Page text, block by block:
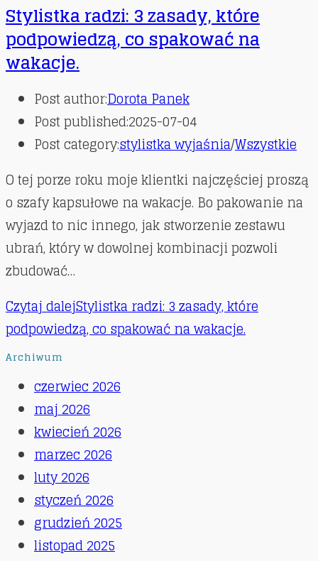
Stylistka radzi: 3 zasady, które
podpowiedzą, co spakować na
wakacje.
Post author:Dorota Panek
Post published:2025-07-04
Post category:stylistka wyjaśnia/Wszystkie
O tej porze roku moje klientki najczęściej proszą
o szafy kapsułowe na wakacje. Bo pakowanie na
wyjazd to nic innego, jak stworzenie zestawu
ubrań, który w dowolnej kombinacji pozwoli
zbudować…
Czytaj dalejStylistka radzi: 3 zasady, które
podpowiedzą, co spakować na wakacje.
Archiwum
czerwiec 2026
maj 2026
kwiecień 2026
marzec 2026
luty 2026
styczeń 2026
grudzień 2025
listopad 2025